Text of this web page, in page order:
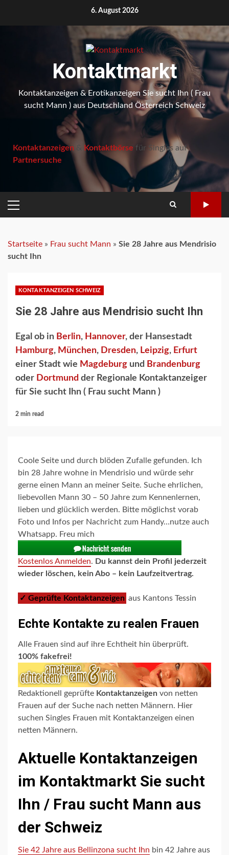
6. August 2026
Kontaktmarkt
Kontaktanzeigen & Erotikanzeigen Sie sucht Ihn ( Frau
sucht Mann ) aus Deutschland Österreich Schweiz
Kontaktanzeigen & Kontaktbörse für Singles auf
Partnersuche
PRIMARY
MENU
Startseite » Frau sucht Mann » Sie 28 Jahre aus Mendrisio
sucht Ihn
KONTAKTANZEIGEN SCHWEIZ
Sie 28 Jahre aus Mendrisio sucht Ihn
Egal ob in Berlin, Hannover, der Hansestadt
Hamburg, München, Dresden, Leipzig, Erfurt
einer Stadt wie Magdeburg und Brandenburg
oder Dortmund der Regionale Kontaktanzeiger
für Sie sucht Ihn ( Frau sucht Mann )
2 min read
Coole Seite und durch blöden Zufalle gefunden. Ich
bin 28 Jahre wohne in Mendrisio und würde sehr
gerne einen Mann an meiner Seite. Suche ehrlichen,
liebevollen Mann 30 – 50 Jahre zum Kennenlernen,
lieben und glücklich werden. Bitte möglichst vorab
Foto und Infos per Nachricht zum Handy…nutze auch
Whatsapp. Freu mich
Kostenlos Anmelden. Du kannst dein Profil jederzeit
wieder löschen, kein Abo – kein Laufzeitvertrag.
✓ Geprüfte Kontaktanzeigen aus Kantons Tessin
Echte Kontakte zu realen Frauen
Alle Frauen sind auf ihre Echtheit hin überprüft.
100% fakefrei!
Redaktionell geprüfte Kontaktanzeigen von netten
Frauen auf der Suche nach netten Männern. Hier
suchen Singles Frauen mit Kontaktanzeigen einen
netten Männern.
Aktuelle Kontaktanzeigen
im Kontaktmarkt Sie sucht
Ihn / Frau sucht Mann aus
der Schweiz
Sie 42 Jahre aus Bellinzona sucht Ihn bin 42 Jahre aus